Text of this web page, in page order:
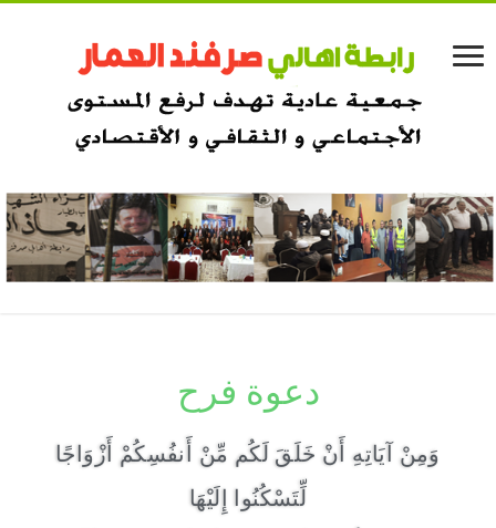
دعوة فرح
وَمِنْ آيَاتِهِ أَنْ خَلَقَ لَكُم مِّنْ أَنفُسِكُمْ أَزْوَاجًا
لِّتَسْكُنُوا إِلَيْهَا